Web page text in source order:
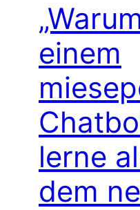
einem
lerne
dem